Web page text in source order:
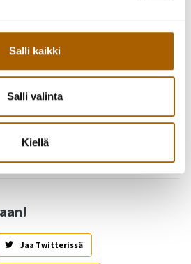
Salli kaikki
Salli valinta
Kiellä
4H, Tyrnävän Yrittäjät, Tyrnävän
Jaa Twitterissä